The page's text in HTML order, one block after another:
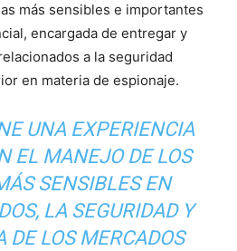
más sensibles e importantes
encargada de entregar y
a la seguridad
en materia de espionaje.
UNA EXPERIENCIA
EL MANEJO DE LOS
SENSIBLES EN
LA SEGURIDAD Y
DE LOS MERCADOS